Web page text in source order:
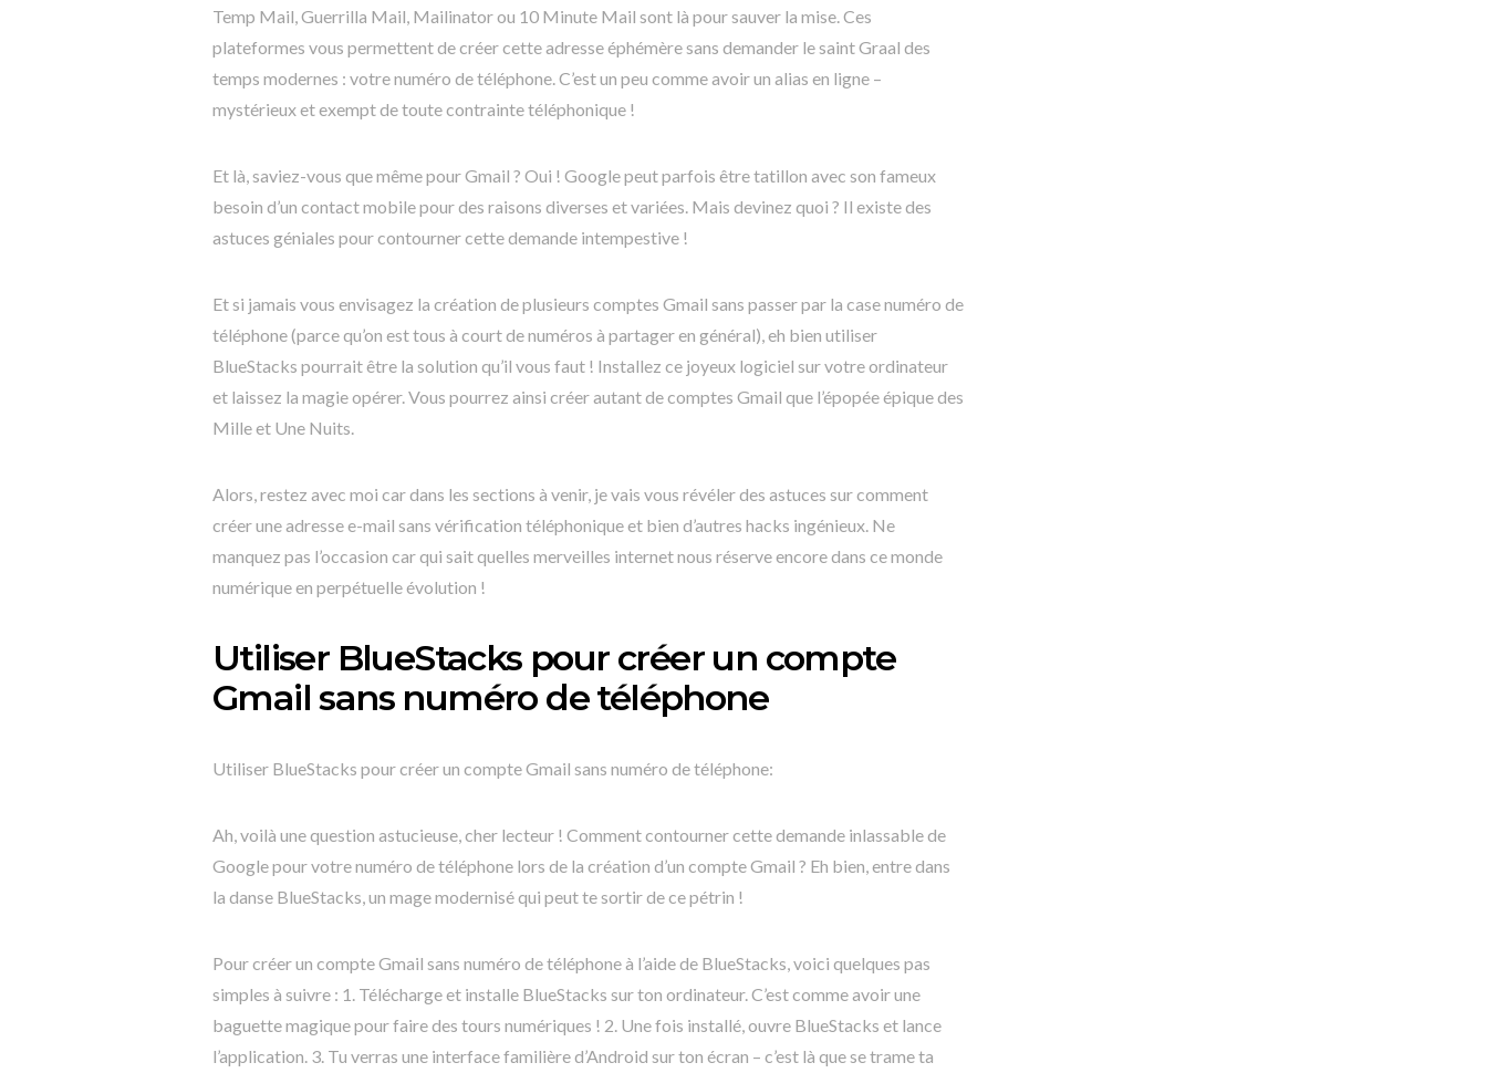
Temp Mail, Guerrilla Mail, Mailinator ou 10 Minute Mail sont là pour sauver la mise. Ces
plateformes vous permettent de créer cette adresse éphémère sans demander le saint Graal des
temps modernes : votre numéro de téléphone. C’est un peu comme avoir un alias en ligne –
mystérieux et exempt de toute contrainte téléphonique !
Et là, saviez-vous que même pour Gmail ? Oui ! Google peut parfois être tatillon avec son fameux
besoin d’un contact mobile pour des raisons diverses et variées. Mais devinez quoi ? Il existe des
astuces géniales pour contourner cette demande intempestive !
Et si jamais vous envisagez la création de plusieurs comptes Gmail sans passer par la case numéro de
téléphone (parce qu’on est tous à court de numéros à partager en général), eh bien utiliser
BlueStacks pourrait être la solution qu’il vous faut ! Installez ce joyeux logiciel sur votre ordinateur
et laissez la magie opérer. Vous pourrez ainsi créer autant de comptes Gmail que l’épopée épique des
Mille et Une Nuits.
Alors, restez avec moi car dans les sections à venir, je vais vous révéler des astuces sur comment
créer une adresse e-mail sans vérification téléphonique et bien d’autres hacks ingénieux. Ne
manquez pas l’occasion car qui sait quelles merveilles internet nous réserve encore dans ce monde
numérique en perpétuelle évolution !
Utiliser BlueStacks pour créer un compte
Gmail sans numéro de téléphone
Utiliser BlueStacks pour créer un compte Gmail sans numéro de téléphone:
Ah, voilà une question astucieuse, cher lecteur ! Comment contourner cette demande inlassable de
Google pour votre numéro de téléphone lors de la création d’un compte Gmail ? Eh bien, entre dans
la danse BlueStacks, un mage modernisé qui peut te sortir de ce pétrin !
Pour créer un compte Gmail sans numéro de téléphone à l’aide de BlueStacks, voici quelques pas
simples à suivre : 1. Télécharge et installe BlueStacks sur ton ordinateur. C’est comme avoir une
baguette magique pour faire des tours numériques ! 2. Une fois installé, ouvre BlueStacks et lance
l’application. 3. Tu verras une interface familière d’Android sur ton écran – c’est là que se trame ta